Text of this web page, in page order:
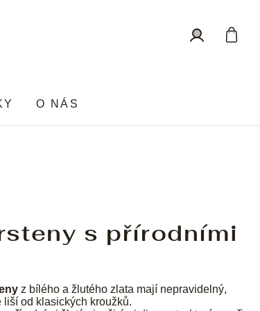
O NÁS
s přírodními
z bílého a žlutého zlata mají nepravidelný,
liší od klasických kroužků.